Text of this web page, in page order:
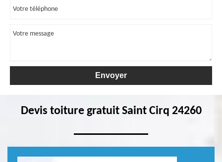
Devis toiture gratuit Saint Cirq 24260